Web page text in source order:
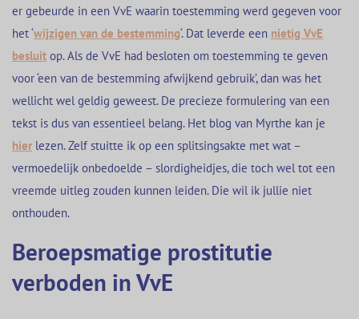
er gebeurde in een VvE waarin toestemming werd gegeven voor
het ‘wijzigen van de bestemming‘. Dat leverde een nietig VvE
besluit op. Als de VvE had besloten om toestemming te geven
voor ‘een van de bestemming afwijkend gebruik’, dan was het
wellicht wel geldig geweest. De precieze formulering van een
tekst is dus van essentieel belang. Het blog van Myrthe kan je
hier lezen. Zelf stuitte ik op een splitsingsakte met wat –
vermoedelijk onbedoelde – slordigheidjes, die toch wel tot een
vreemde uitleg zouden kunnen leiden. Die wil ik jullie niet
onthouden.
Beroepsmatige prostitutie
verboden in VvE